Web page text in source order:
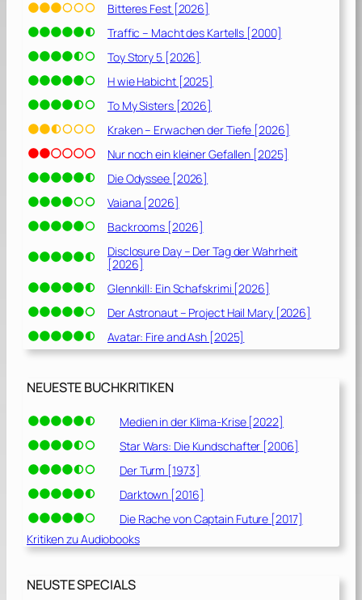
Bitteres Fest [2026]
Traffic – Macht des Kartells [2000]
Toy Story 5 [2026]
H wie Habicht [2025]
To My Sisters [2026]
Kraken – Erwachen der Tiefe [2026]
Nur noch ein kleiner Gefallen [2025]
Die Odyssee [2026]
Vaiana [2026]
Backrooms [2026]
Disclosure Day – Der Tag der Wahrheit
[2026]
Glennkill: Ein Schafskrimi [2026]
Der Astronaut – Project Hail Mary [2026]
Avatar: Fire and Ash [2025]
NEUESTE BUCHKRITIKEN
Medien in der Klima-Krise [2022]
Star Wars: Die Kundschafter [2006]
Der Turm [1973]
Darktown [2016]
Die Rache von Captain Future [2017]
Kritiken zu Audiobooks
NEUSTE SPECIALS